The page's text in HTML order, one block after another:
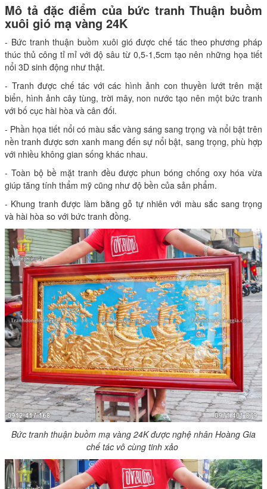
Mô tả đặc điểm của bức tranh Thuận buồm
xuôi gió mạ vàng 24K
- Bức tranh thuận buồm xuôi gió được chế tác theo phương pháp
thúc thủ công tỉ mỉ với độ sâu từ 0,5-1,5cm tạo nên những họa tiết
nổi 3D sinh động như thật.
- Tranh được chế tác với các hình ảnh con thuyền lướt trên mặt
biển, hình ảnh cây tùng, trời mây, non nước tạo nên một bức tranh
với bố cục hài hòa và cân đối.
- Phần họa tiết nổi có màu sắc vàng sáng sang trọng và nổi bật trên
nền tranh được sơn xanh mang đến sự nổi bật, sang trọng, phù hợp
với nhiều không gian sống khác nhau.
- Toàn bộ bề mặt tranh đều được phun bóng chống oxy hóa vừa
giúp tăng tính thẩm mỹ cũng như độ bền của sản phẩm.
- Khung tranh được làm bằng gỗ tự nhiên với màu sắc sang trọng
và hài hòa so với bức tranh đồng.
Bức tranh thuận buồm mạ vàng 24K được nghệ nhân Hoàng Gia
chế tác vô cùng tinh xảo